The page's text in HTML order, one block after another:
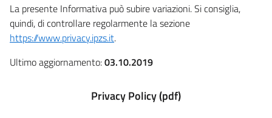
La presente Informativa può subire variazioni. Si consiglia,
quindi, di controllare regolarmente la sezione
https://www.privacy.ipzs.it.
Ultimo aggiornamento:03.10.2019
Privacy Policy (pdf)